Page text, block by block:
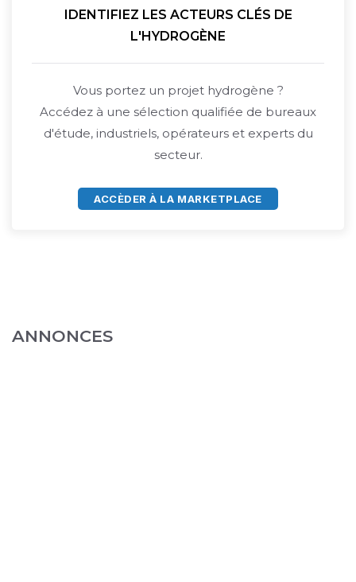
IDENTIFIEZ LES ACTEURS CLÉS DE
L'HYDROGÈNE
Vous portez un projet hydrogène ?
Accédez à une sélection qualifiée de bureaux
d'étude, industriels, opérateurs et experts du
secteur.
ACCÈDER À LA MARKETPLACE
ANNONCES